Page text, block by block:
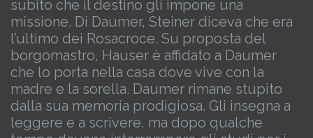
subito che il destino gli impone una
missione. Di Daumer, Steiner diceva che era
l’ultimo dei Rosacroce. Su proposta del
borgomastro, Hauser è affidato a Daumer
che lo porta nella casa dove vive con la
madre e la sorella. Daumer rimane stupito
dalla sua memoria prodigiosa. Gli insegna a
leggere e a scrivere, ma dopo qualche